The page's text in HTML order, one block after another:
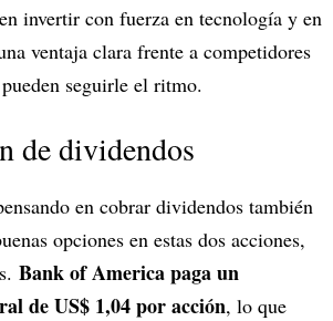
invertir con fuerza en tecnología y en
ventaja clara frente a competidores
seguirle el ritmo.
de dividendos
en cobrar dividendos también
opciones en estas dos acciones,
Bank of America paga un
de US$ 1,04 por acción, lo que